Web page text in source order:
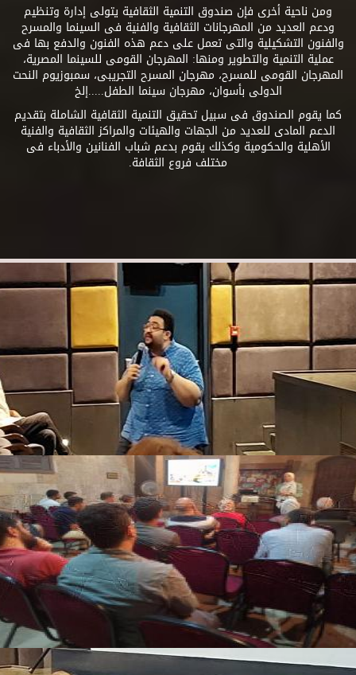
ومن ناحية أخرى فإن صندوق التنمية الثقافية يتولى إدارة وتنظيم
ودعم العديد من المهرجانات الثقافية والفنية فى السينما والمسرح
والفنون التشكيلية والتى تعمل على دعم هذه الفنون والدفع بها فى
عملية التنمية والتطوير ومنها: المهرجان القومى للسينما المصرية،
المهرجان القومى للمسرح، مهرجان المسرح التجريبى، سمبوزيوم النحت
الدولى بأسوان، مهرجان سينما الطفل.....إلخ
كما يقوم الصندوق فى سبيل تحقيق التنمية الثقافية الشاملة بتقديم
الدعم المادى للعديد من الجهات والهيئات والمراكز الثقافية والفنية
الأهلية والحكومية وكذلك يقوم بدعم شباب الفنانين والأدباء فى
مختلف فروع الثقافة.